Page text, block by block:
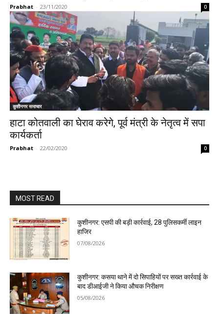
Prabhat - 23/11/2020 0
कुशीनगर समाचार
हाटा कोतवाली का घेराव करेगे, पूर्व मंत्री के नेतृत्व में सपा
कार्यकर्ता
Prabhat - 22/02/2020 0
MOST READ
कुशीनगर: एसपी की बड़ी कार्रवाई, 28 पुलिसकर्मी लाइन
हाजिर
07/08/2026
कुशीनगर: कसया थाने में दो सिपाहियों पर सख्त कार्रवाई के
बाद डीआईजी ने किया औचक निरीक्षण
05/08/2026